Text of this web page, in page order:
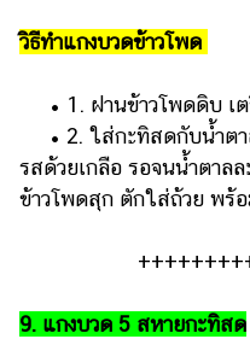
วิธีทำแกงบวดข้าวโพด
• 1. ฝานข้าวโพดดิบ เต
• 2. ใส่กะทิสดกับน้ำตา
รสด้วยเกลือ รอจนน้ำตาล
ข้าวโพดสุก ตักใส่ถ้วย พร้
9. แกงบวด 5 สหายกะทิสด